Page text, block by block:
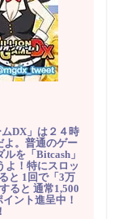
DX」は２４時
よ。普通のゲー
を「Bitcash」
よ！特にスロッ
と 1回で「3万
ると 通常1,500
ント進呈中！